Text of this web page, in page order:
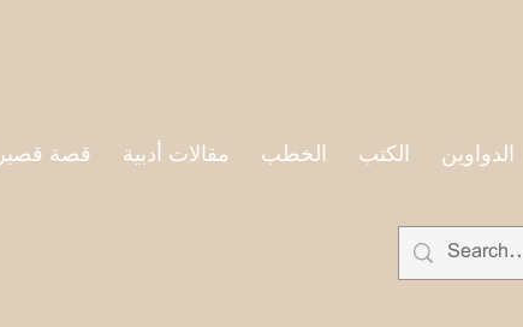
الدواوين الكتب الخطب مقالات أدبية قصة